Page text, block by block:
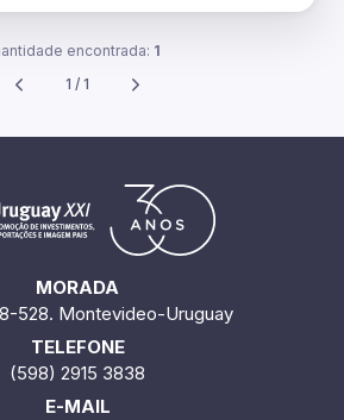
encontrada: 1
1 / 1
MORADA
528. Montevideo-Uruguay
TELEFONE
(598) 2915 3838
E-MAIL